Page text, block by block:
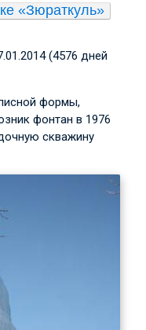
«Зюраткуль»
(4576 дней
формы,
фонтан в 1976
скважину